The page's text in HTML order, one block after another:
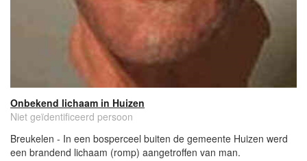
Onbekend lichaam in Huizen
Niet geïdentificeerd persoon
Breukelen - In een bosperceel buiten de gemeente Huizen werd
een brandend lichaam (romp) aangetroffen van man.